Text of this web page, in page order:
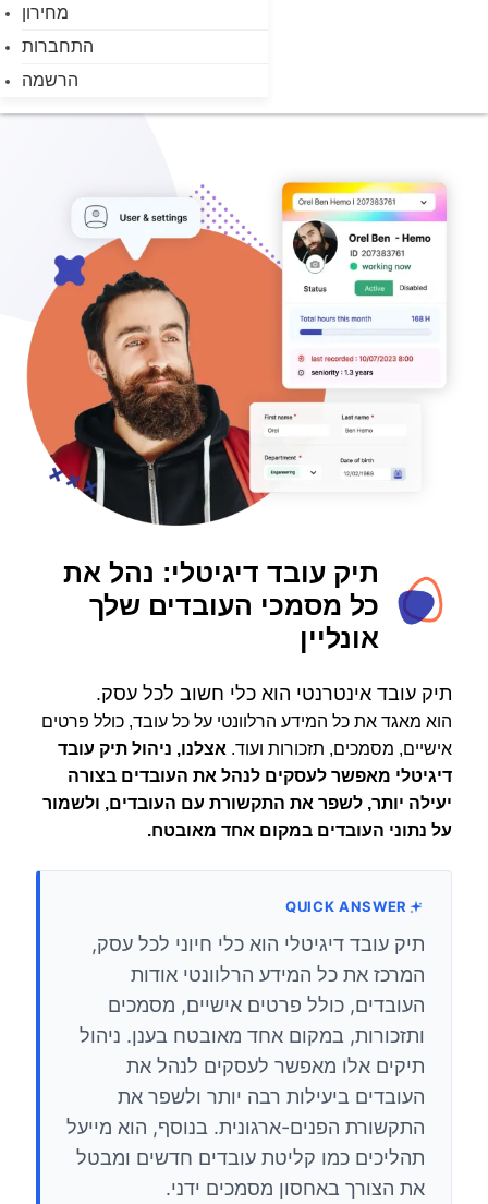
מחירון
התחברות
הרשמה
תיק עובד דיגיטלי: נהל את
כל מסמכי העובדים שלך
אונליין
תיק עובד אינטרנטי הוא כלי חשוב לכל עסק.
הוא מאגד את כל המידע הרלוונטי על כל עובד, כולל פרטים
אישיים, מסמכים, תזכורות ועוד. אצלנו, ניהול תיק עובד
דיגיטלי מאפשר לעסקים לנהל את העובדים בצורה
יעילה יותר, לשפר את התקשורת עם העובדים, ולשמור
על נתוני העובדים במקום אחד מאובטח.
QUICK ANSWER
תיק עובד דיגיטלי הוא כלי חיוני לכל עסק,
המרכז את כל המידע הרלוונטי אודות
העובדים, כולל פרטים אישיים, מסמכים
ותזכורות, במקום אחד מאובטח בענן. ניהול
תיקים אלו מאפשר לעסקים לנהל את
העובדים ביעילות רבה יותר ולשפר את
התקשורת הפנים-ארגונית. בנוסף, הוא מייעל
תהליכים כמו קליטת עובדים חדשים ומבטל
את הצורך באחסון מסמכים ידני.